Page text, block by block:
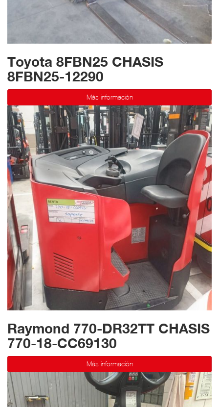
Toyota 8FBN25 CHASIS
8FBN25-12290
Más información
Raymond 770-DR32TT CHASIS
770-18-CC69130
Más información